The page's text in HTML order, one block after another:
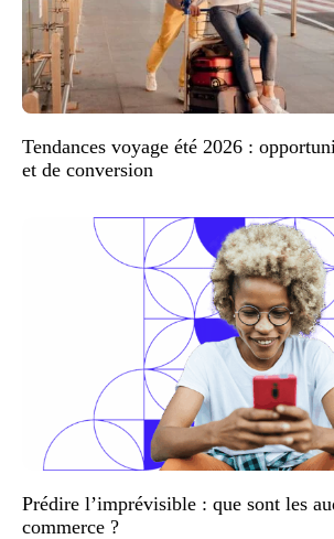
Tendances voyage été 2026 :
et de conversion
Prédire l’imprévisible : que sont les
commerce ?